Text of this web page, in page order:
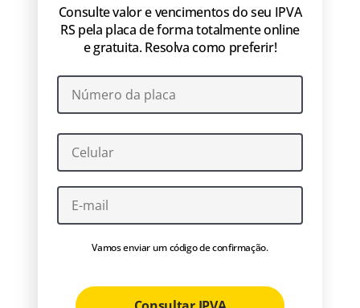
Consulte valor e vencimentos do seu IPVA
RS pela placa de forma totalmente online
e gratuita. Resolva como preferir!
Vamos enviar um código de confirmação.